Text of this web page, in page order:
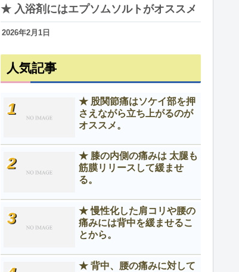
★ 入浴剤にはエプソムソルトがオススメ
2026年2月1日
人気記事
★ 股関節痛はソケイ部を押
さえながら立ち上がるのが
オススメ。
★ 膝の内側の痛みは 太腿も
筋膜リリースして緩ませ
る。
★ 慢性化した肩コリや腰の
痛みには背中を緩ませるこ
とから。
★ 背中、腰の痛みに対して